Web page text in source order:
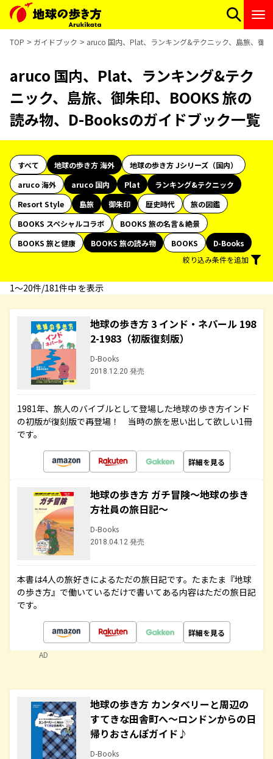
TOP ガイドブック aruco 国内、Plat、ランキング&テクニック、島旅、御
aruco 国内、Plat、ランキング&テク
ニック、島旅、御朱印、BOOKS 旅の
読み物、D-Booksのガイドブック一覧
すべて 地球の歩き方 海外
地球の歩き方 Jシリーズ（国内）
aruco 海外
aruco 国内 Plat
ランキング&テクニック
Resort Style
島旅 御朱印 歴史時代
旅の図鑑
BOOKS スペシャルコラボ
BOOKS 旅の名言＆絶景
BOOKS 旅と健康
BOOKS 旅の読み物 BOOKS
D-Books
絞り込み条件を追加
1〜20件/181件中 を表示
地球の歩き方 3 インド・ネパール 198
2-1983（初版復刻版）
D-Books
2018.12.20 発売
1981年、旅人のバイブルとして登場した地球の歩き方インド
の初版が復刻版で再登場！ 当時の旅を思い出して欲しい1冊
です。
詳細を見る
地球の歩き方 ガチ冒険～地球の歩き
方社員の旅日記～
D-Books
2018.04.12 発売
本書は4人の旅好きによるただの旅日記です。たまたま『地球
の歩き方』で働いているだけで書いてある内容はただの旅日記
です。
詳細を見る
AD
地球の歩き方 カンタベリーと周辺の
すてきな田舎町へ～ロンドンからの日
帰りおさんぽガイド♪
D-Books